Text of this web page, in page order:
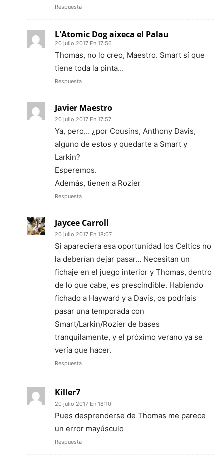
Respuesta
L'Atomic Dog aixeca el Palau
20 julio 2017 En 17:56
Thomas, no lo creo, Maestro. Smart sí que
tiene toda la pinta…
Respuesta
Javier Maestro
20 julio 2017 En 17:57
Ya, pero… ¿por Cousins, Anthony Davis,
alguno de estos y quedarte a Smart y
Larkin?
Esperemos.
Además, tienen a Rozier
Respuesta
Jaycee Carroll
20 julio 2017 En 18:07
Si apareciera esa oportunidad los Celtics no
la deberían dejar pasar… Necesitan un
fichaje en el juego interior y Thomas, dentro
de lo que cabe, es prescindible. Habiendo
fichado a Hayward y a Davis, os podríais
pasar una temporada con
Smart/Larkin/Rozier de bases
tranquilamente, y el próximo verano ya se
vería que hacer.
Respuesta
Killer7
20 julio 2017 En 18:10
Pues desprenderse de Thomas me parece
un error mayúsculo
Respuesta